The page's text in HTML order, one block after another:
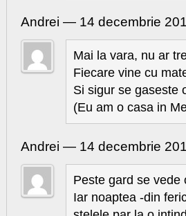
Andrei — 14 decembrie
Mai la vara, nu ar
Fiecare vine cu
Si sigur se gaseste
(Eu am o casa in
Andrei — 14 decembrie
Peste gard se vede
Iar noaptea -din